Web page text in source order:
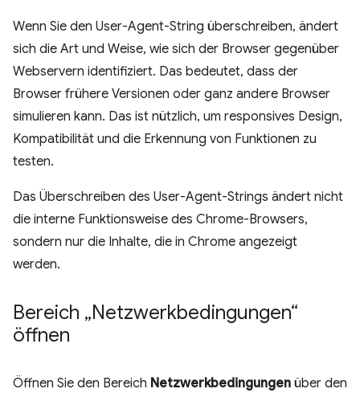
Wenn Sie den User-Agent-String überschreiben, ändert
sich die Art und Weise, wie sich der Browser gegenüber
Webservern identifiziert. Das bedeutet, dass der
Browser frühere Versionen oder ganz andere Browser
simulieren kann. Das ist nützlich, um responsives Design,
Kompatibilität und die Erkennung von Funktionen zu
testen.
Das Überschreiben des User-Agent-Strings ändert nicht
die interne Funktionsweise des Chrome-Browsers,
sondern nur die Inhalte, die in Chrome angezeigt
werden.
Bereich „Netzwerkbedingungen“
öffnen
Öffnen Sie den Bereich Netzwerkbedingungen über den